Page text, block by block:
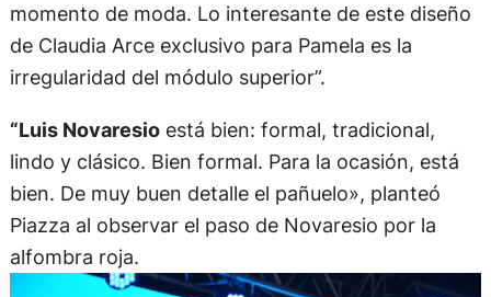
momento de moda. Lo interesante de este diseño
de Claudia Arce exclusivo para Pamela es la
irregularidad del módulo superior”.
“Luis Novaresioestá bien: formal, tradicional,
lindo y clásico. Bien formal. Para la ocasión, está
bien. De muy buen detalle el pañuelo», planteó
Piazza al observar el paso de Novaresio por la
alfombra roja.